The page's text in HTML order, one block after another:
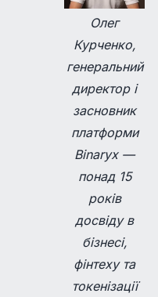
Олег
Курченко,
генеральний
директор і
засновник
платформи
Binaryx —
понад 15
років
досвіду в
бізнесі,
фінтеху та
токенізації